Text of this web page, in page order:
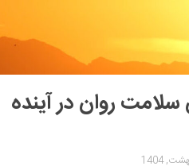
روان در آینده